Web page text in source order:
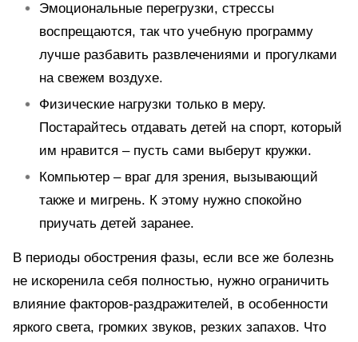
Эмоциональные перегрузки, стрессы
воспрещаются, так что учебную программу
лучше разбавить развлечениями и прогулками
на свежем воздухе.
Физические нагрузки только в меру.
Постарайтесь отдавать детей на спорт, который
им нравится – пусть сами выберут кружки.
Компьютер – враг для зрения, вызывающий
также и мигрень. К этому нужно спокойно
приучать детей заранее.
В периоды обострения фазы, если все же болезнь
не искоренила себя полностью, нужно ограничить
влияние факторов-раздражителей, в особенности
яркого света, громких звуков, резких запахов. Что